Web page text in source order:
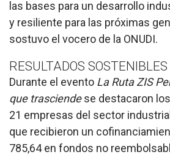
las bases para un desarrollo
y resiliente para las próximas
sostuvo el vocero de la ONUDI.
RESULTADOS SOSTENIBLES
Durante el evento La Ruta ZIS
que trasciendese destacaron
21 empresas del sector
que recibieron un
785,64 en fondos no